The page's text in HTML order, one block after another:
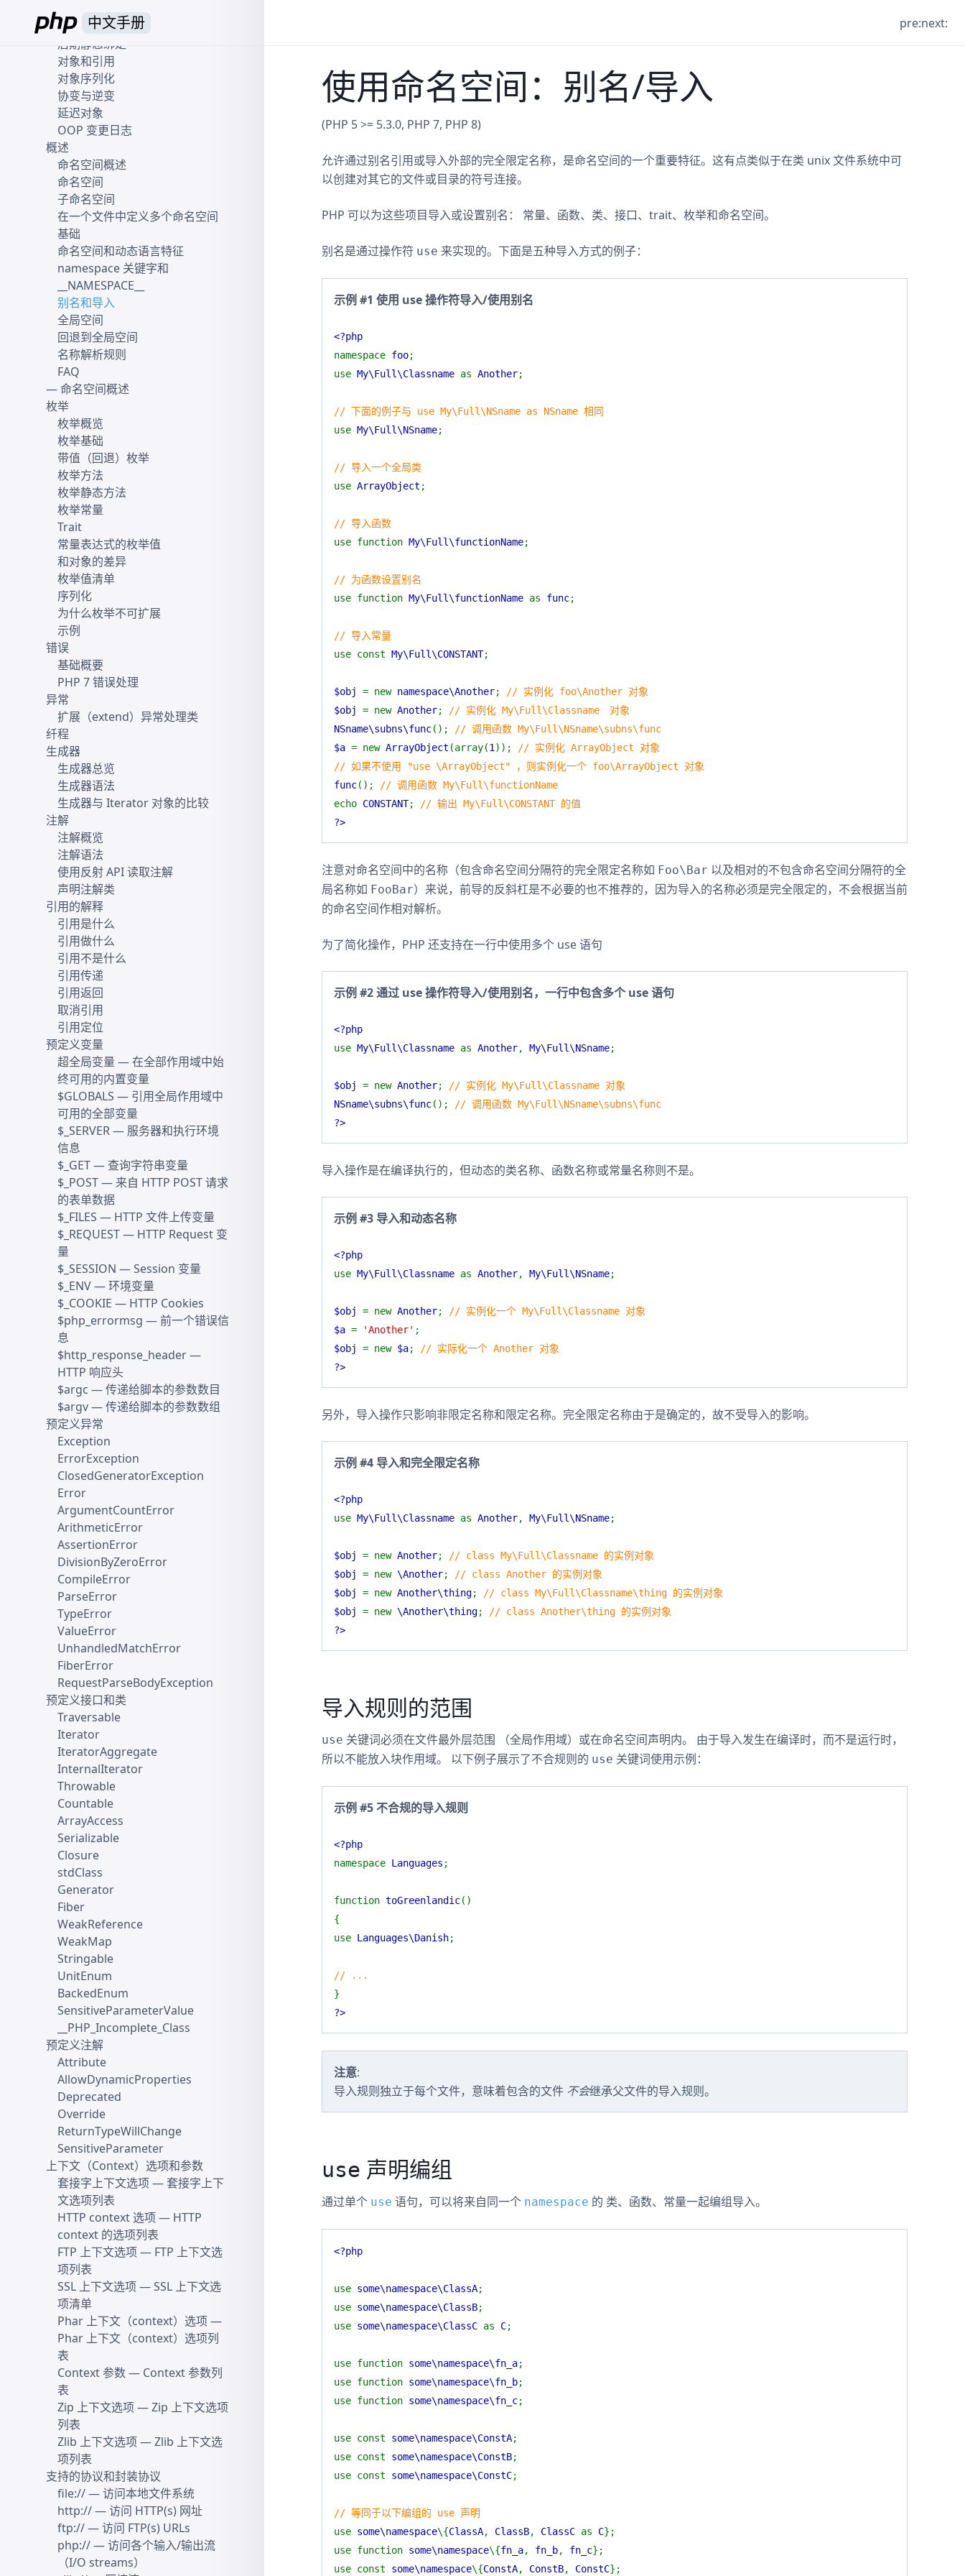
中文手册 pre:next:
使用命名空间：别名/导入
(PHP 5 >= 5.3.0, PHP 7, PHP 8)
允许通过别名引用或导入外部的完全限定名称，是命名空间的一个重要特征。这有点类似于在类 unix 文件系统中可
以创建对其它的文件或目录的符号连接。
PHP 可以为这些项目导入或设置别名： 常量、函数、类、接口、trait、枚举和命名空间。
别名是通过操作符 use 来实现的。下面是五种导入方式的例子：
示例 #1 使用 use 操作符导入/使用别名
<?php
namespace foo;
use My\Full\Classname as Another;
// 下面的例子与 use My\Full\NSname as NSname 相同
use My\Full\NSname;
// 导入一个全局类
use ArrayObject ;
// 导入函数
use function My\Full\functionName;
// 为函数设置别名
use function My\Full\functionName as func;
// 导入常量
use const My\Full\CONSTANT;
$obj = new namespace\Another;
// 实例化 foo\Another 对象
$obj = new Another;
// 实例化 My\Full\Classname 对象
NSname\subns\func();
// 调用函数 My\Full\NSname\subns\func
$a = new ArrayObject (array(1 ));
// 实例化 ArrayObject 对象
// 如果不使用 "use \ArrayObject" ，则实例化一个 foo\ArrayObject 对象
func();
// 调用函数 My\Full\functionName
echo CONSTANT;
// 输出 My\Full\CONSTANT 的值
?>
注意对命名空间中的名称（包含命名空间分隔符的完全限定名称如 Foo\Bar 以及相对的不包含命名空间分隔符的全
局名称如 FooBar）来说，前导的反斜杠是不必要的也不推荐的，因为导入的名称必须是完全限定的，不会根据当前
的命名空间作相对解析。
为了简化操作，PHP 还支持在一行中使用多个 use 语句
示例 #2 通过 use 操作符导入/使用别名，一行中包含多个 use 语句
<?php
use My\Full\Classname as Another, My\Full\NSname;
$obj = new Another;
// 实例化 My\Full\Classname 对象
NSname\subns\func();
// 调用函数 My\Full\NSname\subns\func
?>
导入操作是在编译执行的，但动态的类名称、函数名称或常量名称则不是。
示例 #3 导入和动态名称
<?php
use My\Full\Classname as Another, My\Full\NSname;
$obj = new Another;
// 实例化一个 My\Full\Classname 对象
$a = 'Another' ;
$obj = new $a;
// 实际化一个 Another 对象
?>
另外，导入操作只影响非限定名称和限定名称。完全限定名称由于是确定的，故不受导入的影响。
示例 #4 导入和完全限定名称
<?php
use My\Full\Classname as Another, My\Full\NSname;
$obj = new Another;
// class My\Full\Classname 的实例对象
$obj = new \Another;
// class Another 的实例对象
$obj = new Another\thing;
// class My\Full\Classname\thing 的实例对象
$obj = new \Another\thing;
// class Another\thing 的实例对象
?>
导入规则的范围
use 关键词必须在文件最外层范围 （全局作用域）或在命名空间声明内。 由于导入发生在编译时，而不是运行时，
所以不能放入块作用域。 以下例子展示了不合规则的 use 关键词使用示例：
示例 #5 不合规的导入规则
<?php
namespace Languages ;
function toGreenlandic()
{
use Languages\Danish;
// ...
}
?>
注意:
导入规则独立于每个文件，意味着包含的文件 不会继承父文件的导入规则。
use 声明编组
通过单个 use 语句，可以将来自同一个 namespace 的 类、函数、常量一起编组导入。
<?php
use some\namespace\ClassA;
use some\namespace\ClassB;
use some\namespace\ClassC as C;
use function some\namespace\fn_a;
use function some\namespace\fn_b;
use function some\namespace\fn_c;
use const some\namespace\ConstA;
use const some\namespace\ConstB;
use const some\namespace\ConstC;
// 等同于以下编组的 use 声明
use some\namespace\{ClassA, ClassB, ClassC as C};
use function some\namespace\{fn_a, fn_b, fn_c};
use const some\namespace\{ConstA, ConstB, ConstC};
对象比较
后期静态绑定
对象和引用
对象序列化
协变与逆变
延迟对象
OOP 变更日志
概述
命名空间概述
命名空间
子命名空间
在一个文件中定义多个命名空间
基础
命名空间和动态语言特征
namespace 关键字和
__NAMESPACE__
别名和导入
全局空间
回退到全局空间
名称解析规则
FAQ
— 命名空间概述
枚举
枚举概览
枚举基础
带值（回退）枚举
枚举方法
枚举静态方法
枚举常量
Trait
常量表达式的枚举值
和对象的差异
枚举值清单
序列化
为什么枚举不可扩展
示例
错误
基础概要
PHP 7 错误处理
异常
扩展（extend）异常处理类
纤程
生成器
生成器总览
生成器语法
生成器与 Iterator 对象的比较
注解
注解概览
注解语法
使用反射 API 读取注解
声明注解类
引用的解释
引用是什么
引用做什么
引用不是什么
引用传递
引用返回
取消引用
引用定位
预定义变量
超全局变量 — 在全部作用域中始
终可用的内置变量
$GLOBALS — 引用全局作用域中
可用的全部变量
$_SERVER— 服务器和执行环境
信息
$_GET— 查询字符串变量
$_POST— 来自 HTTP POST 请求
的表单数据
$_FILES — HTTP 文件上传变量
$_REQUEST— HTTP Request 变
量
$_SESSION — Session 变量
$_ENV— 环境变量
$_COOKIE — HTTP Cookies
$php_errormsg — 前一个错误信
息
$http_response_header—
HTTP 响应头
$argc — 传递给脚本的参数数目
$argv— 传递给脚本的参数数组
预定义异常
Exception
ErrorException
ClosedGeneratorException
Error
ArgumentCountError
ArithmeticError
AssertionError
DivisionByZeroError
CompileError
ParseError
TypeError
ValueError
UnhandledMatchError
FiberError
RequestParseBodyException
预定义接口和类
Traversable
Iterator
IteratorAggregate
InternalIterator
Throwable
Countable
ArrayAccess
Serializable
Closure
stdClass
Generator
Fiber
WeakReference
WeakMap
Stringable
UnitEnum
BackedEnum
SensitiveParameterValue
__PHP_Incomplete_Class
预定义注解
Attribute
AllowDynamicProperties
Deprecated
Override
ReturnTypeWillChange
SensitiveParameter
上下文（Context）选项和参数
套接字上下文选项— 套接字上下
文选项列表
HTTP context 选项— HTTP
context 的选项列表
FTP 上下文选项— FTP 上下文选
项列表
SSL 上下文选项— SSL 上下文选
项清单
Phar 上下文（context）选项—
Phar 上下文（context）选项列
表
Context 参数— Context 参数列
表
Zip 上下文选项— Zip 上下文选项
列表
Zlib 上下文选项— Zlib 上下文选
项列表
支持的协议和封装协议
file://— 访问本地文件系统
http://— 访问 HTTP(s) 网址
ftp://— 访问 FTP(s) URLs
php://— 访问各个输入/输出流
（I/O streams）